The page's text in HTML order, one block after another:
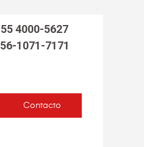
55 4000-5627
56-1071-7171
Contacto